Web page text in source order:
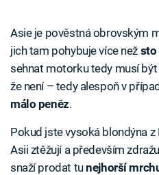
Asie je pověstná obrovským
jich tam pohybuje více než sto
sehnat motorku tedy musí
že není – tedy alespoň v
málo peněz.
Pokud jste vysoká blondýna z
Asii ztěžují a především
snaží prodat tunejhorší